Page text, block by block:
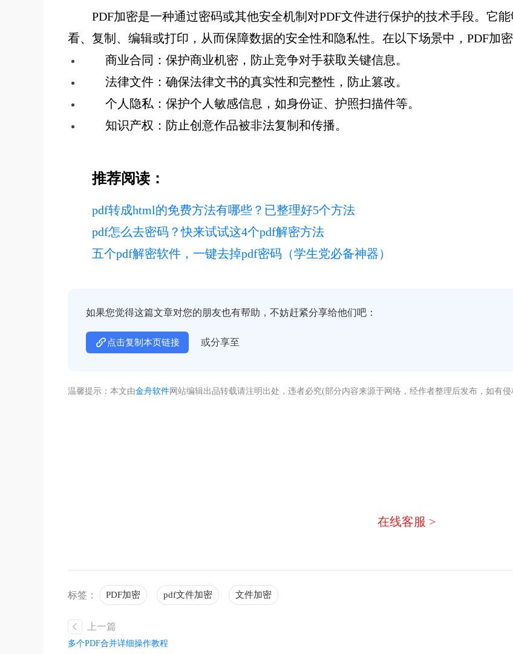
PDF加密是一种通过密码或其他安全机制对PDF文件进行保护的技术手段。它
看、复制、编辑或打印，从而保障数据的安全性和隐私性。在以下场景中，PDF加
商业合同：保护商业机密，防止竞争对手获取关键信息。
法律文件：确保法律文书的真实性和完整性，防止篡改。
个人隐私：保护个人敏感信息，如身份证、护照扫描件等。
知识产权：防止创意作品被非法复制和传播。
推荐阅读：
pdf转成html的免费方法有哪些？已整理好5个方法
pdf怎么去密码？快来试试这4个pdf解密方法
五个pdf解密软件，一键去掉pdf密码（学生党必备神器）
如果您觉得这篇文章对您的朋友也有帮助，不妨赶紧分享给他们吧：
点击复制本页链接 或分享至
温馨提示：本文由金舟软件网站编辑出品转载请注明出处，违者必究(部分内容来源于网络，经作者整理后发布，如有
在线客服 >
标签： PDF加密 pdf文件加密 文件加密
上一篇
多个PDF合并详细操作教程